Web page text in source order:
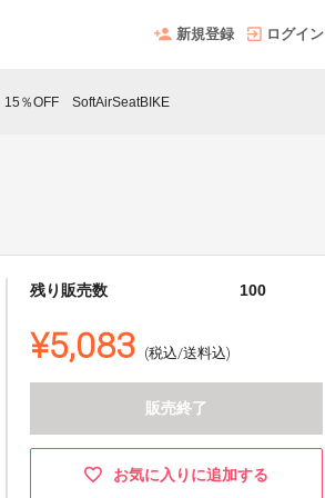
新規登録 ログイン
15％OFF SoftAirSeatBIKE
残り販売数 100
¥5,083 (税込/送料込)
販売終了
お気に入りに追加する